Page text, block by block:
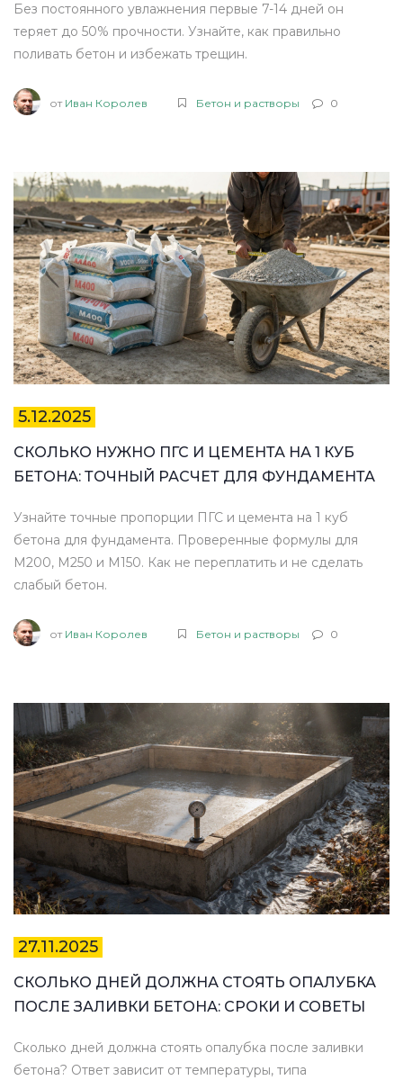
Без постоянного увлажнения первые 7-14 дней он
теряет до 50% прочности. Узнайте, как правильно
поливать бетон и избежать трещин.
от Иван Королев Бетон и растворы 0
5.12.2025
СКОЛЬКО НУЖНО ПГС И ЦЕМЕНТА НА 1 КУБ
БЕТОНА: ТОЧНЫЙ РАСЧЕТ ДЛЯ ФУНДАМЕНТА
Узнайте точные пропорции ПГС и цемента на 1 куб
бетона для фундамента. Проверенные формулы для
М200, М250 и М150. Как не переплатить и не сделать
слабый бетон.
от Иван Королев Бетон и растворы 0
27.11.2025
СКОЛЬКО ДНЕЙ ДОЛЖНА СТОЯТЬ ОПАЛУБКА
ПОСЛЕ ЗАЛИВКИ БЕТОНА: СРОКИ И СОВЕТЫ
Сколько дней должна стоять опалубка после заливки
бетона? Ответ зависит от температуры, типа